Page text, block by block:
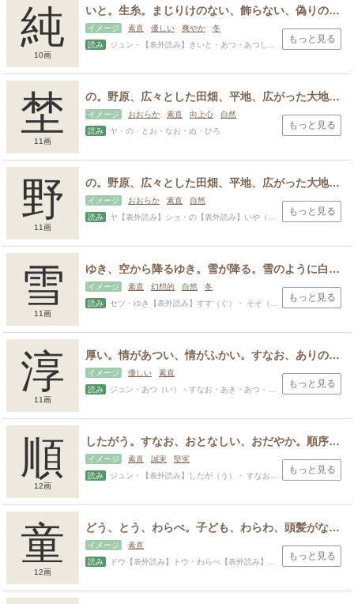
純
10画
いと。生糸。まじりけのない、飾らない、偽りのない、けがれのない、自然のままであること。善い、美しい、立派。和らぐ、穏やか、大きい。もっぱら。へり。つつむ、束ねる。
イメージ 素直 優しい 爽やか
冬
読み
ジュン・【表外読み】きいと・あつ・あつし・あや・いたる・いと・きよし・すなお・すみ・つな・とう・まこと・よし
もっと見る
埜
11画
の。野原、広々とした田畑、平地、広がった大地、草原。区域、領域、範囲。飾り気のない、ありのまま、自然のまま。野生の動植物。郊外、田舎。開けていない、未開の。洗練されていない。
イメージ おおらか 素直 向上心
自然
読み
ヤ・の・とお・なお・ぬ・ひろ
もっと見る
野
11画
の。野原、広々とした田畑、平地、広がった大地、草原。区域、領域、範囲。飾り気のない、ありのまま、自然のまま。野生の動植物。郊外、田舎。開けていない、未開の。洗練されていない。
イメージ おおらか 素直
自然
読み
ヤ【表外読み】ショ・の【表外読み】いや（しい）・ いなかや・とお・なお・ぬ・ひろ
もっと見る
スポンサードリンク
雪
11画
ゆき、空から降るゆき。雪が降る。雪のように白い。白いものの例え。注ぐ、すすぐ、拭う。洗う、洗い清める。
イメージ 素直 幻想的 自然
冬
読み
セツ・ゆき【表外読み】すす（ぐ）・ そそ（ぐ）・きよ・きよし・きよみ・きよむ・すすむ
もっと見る
淳
11画
厚い。情があつい、情がふかい。すなお、ありのまま、飾り気げない、純粋。まごころがある。
イメージ 優しい
素直
読み
ジュン・あつ（い）・すなお・あき・あつ・あつし・きよ・きよし・すな・すなお・ただし・とし・ぬ・まこと・よし
もっと見る
順
12画
したがう。すなお、おとなしい、おだやか。順序、順番、物事の道すじ。やわらぐ、安心する、やすらかになる。後を継ぐ、受け継ぐ。
イメージ 素直 誠実
堅実
読み
ジュン・【表外読み】したが（う）・ すなお・あや・あり・おさ・おさむ・しげ・す・すなお・とし・なお・のぶ・のり・はじめ・まさ・みち・みつ・むね・もと・やさし・やす・ゆき・よし・より・かず
もっと見る
童
12画
どう、とう、わらべ。子ども、わらわ、頭髪がなくなる、はげること。
イメージ
素直
読み
ドウ【表外読み】トウ・わらべ【表外読み】わらわ・わか
もっと見る